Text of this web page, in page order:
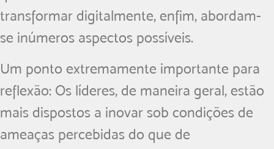
transformar digitalmente, enfim, abordam-
se inúmeros aspectos possíveis.
Um ponto extremamente importante para
reflexão: Os líderes, de maneira geral, estão
mais dispostos a inovar sob condições de
ameaças percebidas do que de